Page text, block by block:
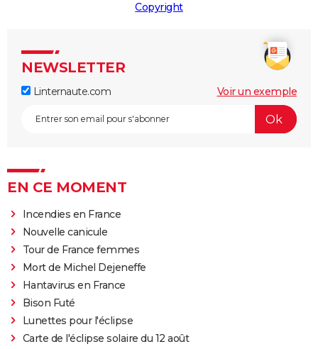
Copyright
NEWSLETTER
Linternaute.com Voir un exemple
EN CE MOMENT
Incendies en France
Nouvelle canicule
Tour de France femmes
Mort de Michel Dejeneffe
Hantavirus en France
Bison Futé
Lunettes pour l'éclipse
Carte de l'éclipse solaire du 12 août